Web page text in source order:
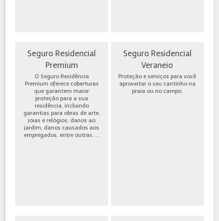
Seguro Residencial
Premium
O Seguro Residência
Premium oferece coberturas
que garantem maior
proteção para a sua
residência, incluindo
garantias para obras de arte,
joias e relógios, danos ao
jardim, danos causados aos
empregados, entre outras. ...
Seguro Residencial
Veraneio
Proteção e serviços para você
aproveitar o seu cantinho na
praia ou no campo.